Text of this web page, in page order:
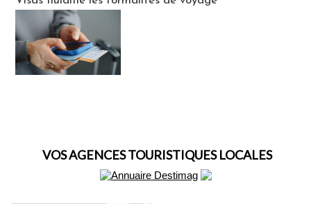
VOS AGENCES TOURISTIQUES LOCALES